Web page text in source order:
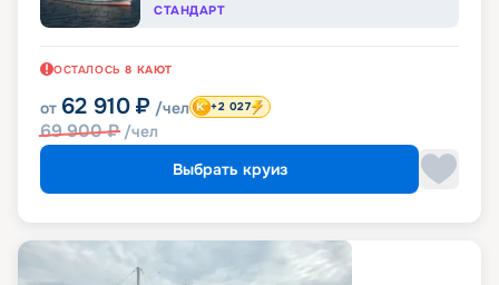
СТАНДАРТ
ОСТАЛОСЬ 8 КАЮТ
от 62 910 ₽ /чел
69 900₽ /чел
+2 027
Выбрать круиз